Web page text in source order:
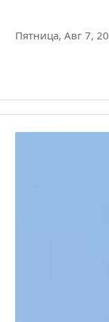
Пятница, Авг 7,